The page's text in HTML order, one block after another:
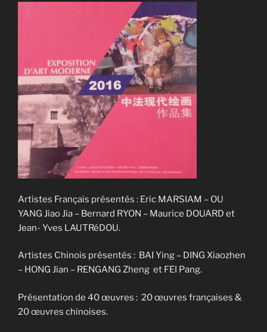
Artistes Français présentés : Eric MARSIAM – OU
YANG Jiao Jia – Bernard RYON – Maurice DOUARD et
Jean- Yves LAUTRéDOU.
Artistes Chinois présentés : BAI Ying – DING Xiaozhen
– HONG Jian – RENGANG Zheng et FEI Pang.
Présentation de 40 œuvres : 20 œuvres françaises &
20 œuvres chinoises.